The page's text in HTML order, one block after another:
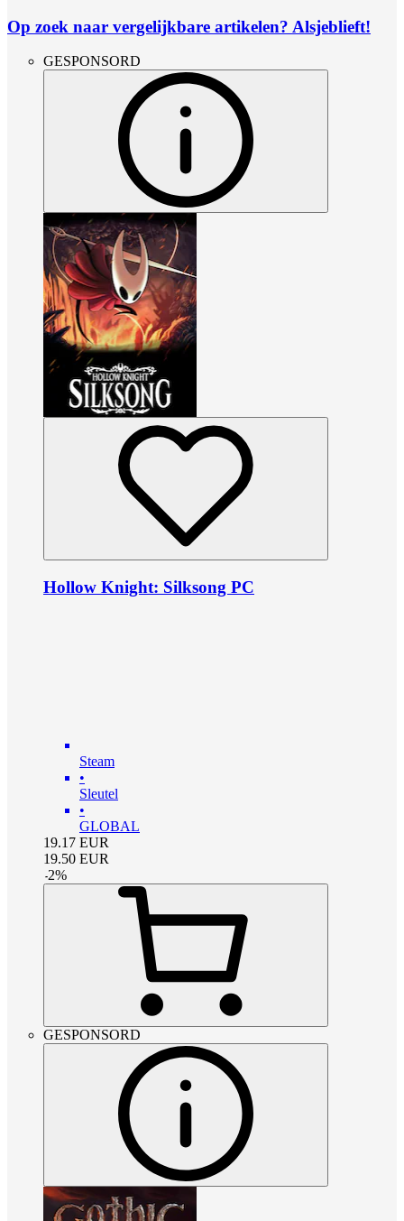
Op zoek naar vergelijkbare artikelen? Alsjeblieft!
GESPONSORD
Hollow Knight: Silksong PC
Steam
•
Sleutel
•
GLOBAL
19.17 EUR
19.50 EUR
-2%
GESPONSORD